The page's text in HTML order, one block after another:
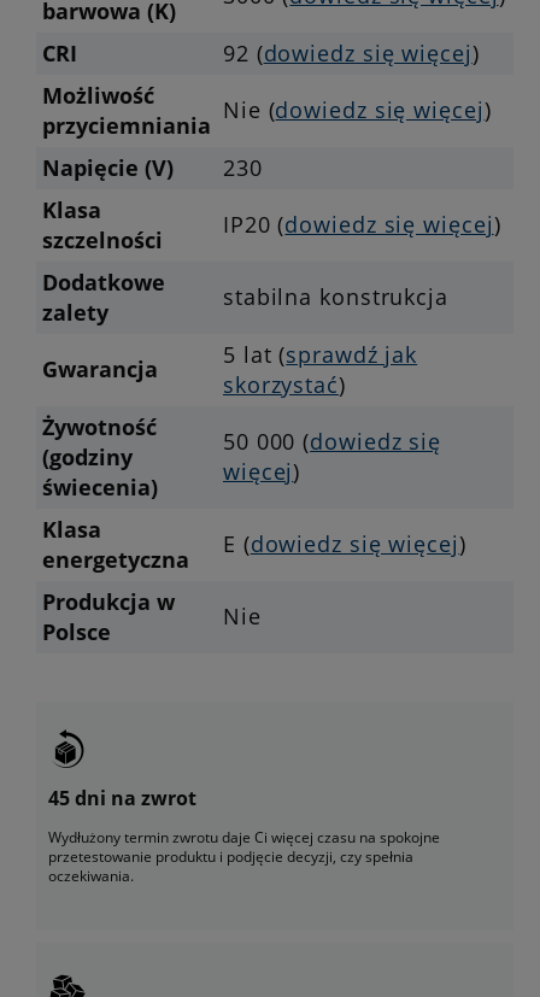
barwowa (K)
CRI
92 (dowiedz się więcej)
Możliwość
przyciemniania
Nie (dowiedz się więcej)
Napięcie (V)
230
Klasa
szczelności
IP20 (dowiedz się więcej)
Dodatkowe
zalety
stabilna konstrukcja
Gwarancja 5 lat (sprawdź jak
skorzystać)
Żywotność
(godziny
świecenia)
50 000 (dowiedz się
więcej)
Klasa
energetyczna
E (dowiedz się więcej)
Produkcja w
Polsce
Nie
45 dni na zwrot
Wydłużony termin zwrotu daje Ci więcej czasu na spokojne
przetestowanie produktu i podjęcie decyzji, czy spełnia
oczekiwania.